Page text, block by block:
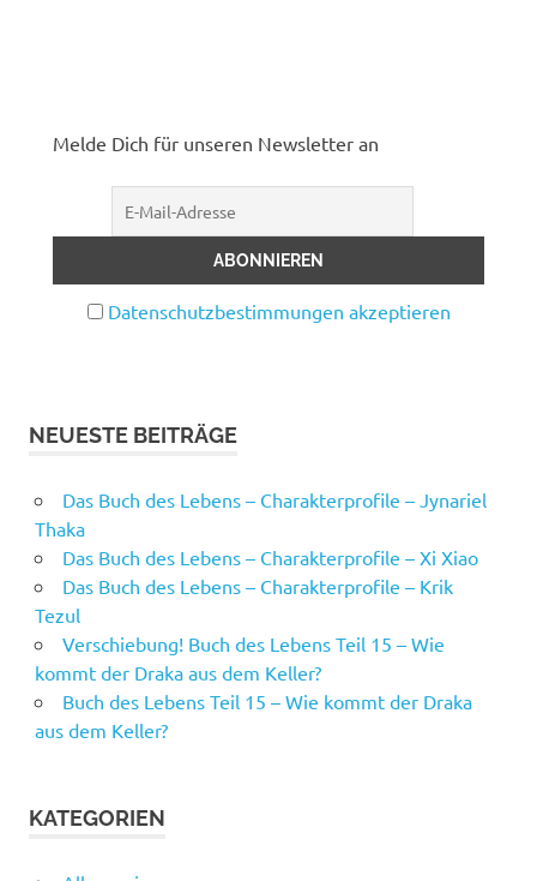
Melde Dich für unseren Newsletter an
Datenschutzbestimmungen akzeptieren
NEUESTE BEITRÄGE
Das Buch des Lebens – Charakterprofile – Jynariel
Thaka
Das Buch des Lebens – Charakterprofile – Xi Xiao
Das Buch des Lebens – Charakterprofile – Krik
Tezul
Verschiebung! Buch des Lebens Teil 15 – Wie
kommt der Draka aus dem Keller?
Buch des Lebens Teil 15 – Wie kommt der Draka
aus dem Keller?
KATEGORIEN